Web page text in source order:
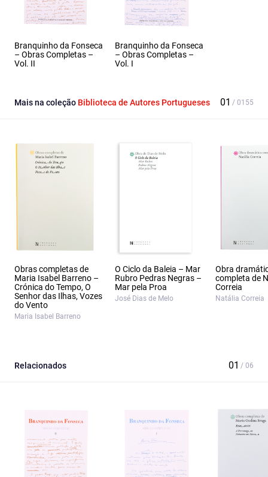
Branquinho da Fonseca
– Obras Completas –
Vol. II
Branquinho da Fonseca
– Obras Completas –
Vol. I
Mais na coleção Biblioteca de Autores Portugueses
Obras completas de
Maria Isabel Barreno –
Crónica do Tempo, O
Senhor das Ilhas, Vozes
do Vento
Maria Isabel Barreno
O Ciclo da Baleia – Mar
Rubro Pedras Negras –
Mar pela Proa
José Dias de Melo
Obra
completa de
Correia
Natália Correia
Relacionados